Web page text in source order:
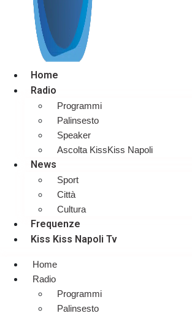
Home
Radio
Programmi
Palinsesto
Speaker
Ascolta KissKiss Napoli
News
Sport
Città
Cultura
Frequenze
Kiss Kiss Napoli Tv
Home
Radio
Programmi
Palinsesto